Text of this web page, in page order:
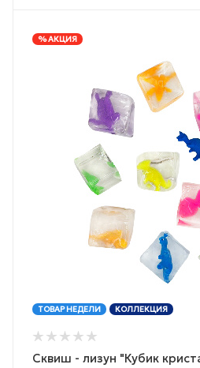
% АКЦИЯ
ТОВАР НЕДЕЛИ КОЛЛЕКЦИЯ
Сквиш - лизун "Кубик